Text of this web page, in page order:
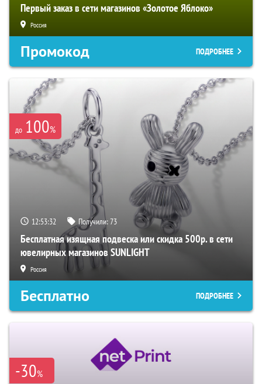
Первый заказ в сети магазинов «Золотое Яблоко»
Россия
Промокод ПОДРОБНЕЕ
до 100%
12:53:31 Получили:73
Бесплатная изящная подвеска или скидка 500р. в сети
ювелирных магазинов SUNLIGHT
Россия
Бесплатно ПОДРОБНЕЕ
-30%